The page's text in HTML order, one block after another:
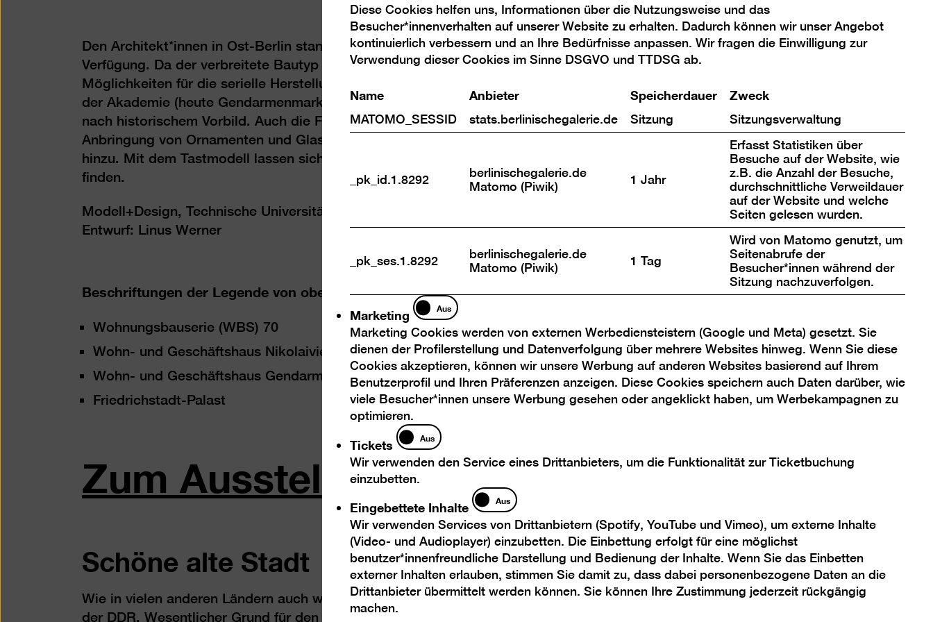
Den Architekt*innen in Ost-Berlin standen zur Realisierung ihrer Ideen nur Plattenbausysteme zur
Verfügung. Da der verbreitete Bautyp WBS 70 schmucklos ausfällt, entwickelten Planer*innen
Möglichkeiten für die serielle Herstellung von kleinteiligem Fassadendekor. Im Nikolaiviertel und am Platz
der Akademie (heute Gendarmenmarkt) etwa entstanden aus vorgefertigten Bauteilen ganze Straßenzüge
nach historischem Vorbild. Auch die Front des Friedrichstadt-Palastes erhielt ihre Gestaltung durch die
Anbringung von Ornamenten und Glasflächen. Der Schriftzug auf dem Dach kam erst in den 1990er Jahren
hinzu. Mit dem Tastmodell lassen sich einzelne Fassaden zusammensetzen oder neue Kombinationen
finden.
Modell+Design, Technische Universität Berlin
Entwurf: Linus Werner
Beschriftungen der Legende von oben nach unten
Wohnungsbauserie (WBS) 70
Wohn- und Geschäftshaus Nikolaiviertel
Wohn- und Geschäftshaus Gendarmenmarkt
Friedrichstadt-Palast
Zum Ausstellungskapitel
Schöne alte Stadt
Wie in vielen anderen Ländern auch war seit den 1970er Jahren die „historische Stadt“ verstärkt Thema in
der DDR. Wesentlicher Grund für den neuen Fokus auf bauliche Überlieferungen war eine Sehnsucht nach
Analyse
Cookies
Diese Cookies helfen uns, Informationen über die Nutzungsweise und das
Besucher*innenverhalten auf unserer Website zu erhalten. Dadurch können wir unser Angebot
kontinuierlich verbessern und an Ihre Bedürfnisse anpassen. Wir fragen die Einwilligung zur
Verwendung dieser Cookies im Sinne DSGVO und TTDSG ab.
Name Anbieter Speicherdauer Zweck
MATOMO_SESSID stats.berlinischegalerie.de Sitzung Sitzungsverwaltung
_pk_id.1.8292
berlinischegalerie.de
Matomo (Piwik)
1 Jahr
Erfasst Statistiken über
Besuche auf der Website, wie
z.B. die Anzahl der Besuche,
durchschnittliche Verweildauer
auf der Website und welche
Seiten gelesen wurden.
_pk_ses.1.8292
berlinischegalerie.de
Matomo (Piwik)
1 Tag
Wird von Matomo genutzt, um
Seitenabrufe der
Besucher*innen während der
Sitzung nachzuverfolgen.
Marketing
Marketing
Aus
Marketing Cookies werden von externen Werbediensteistern (Google und Meta) gesetzt. Sie
dienen der Profilerstellung und Datenverfolgung über mehrere Websites hinweg. Wenn Sie diese
Cookies akzeptieren, können wir unsere Werbung auf anderen Websites basierend auf Ihrem
Benutzerprofil und Ihren Präferenzen anzeigen. Diese Cookies speichern auch Daten darüber, wie
viele Besucher*innen unsere Werbung gesehen oder angeklickt haben, um Werbekampagnen zu
optimieren.
Tickets
Tickets
Aus
Wir verwenden den Service eines Drittanbieters, um die Funktionalität zur Ticketbuchung
einzubetten.
Eingebettete Inhalte
Eingebettete
Inhalte
Aus
Wir verwenden Services von Drittanbietern (Spotify, YouTube und Vimeo), um externe Inhalte
(Video- und Audioplayer) einzubetten. Die Einbettung erfolgt für eine möglichst
benutzer*innenfreundliche Darstellung und Bedienung der Inhalte. Wenn Sie das Einbetten
externer Inhalten erlauben, stimmen Sie damit zu, dass dabei personenbezogene Daten an die
Drittanbieter übermittelt werden können. Sie können Ihre Zustimmung jederzeit rückgängig
machen.